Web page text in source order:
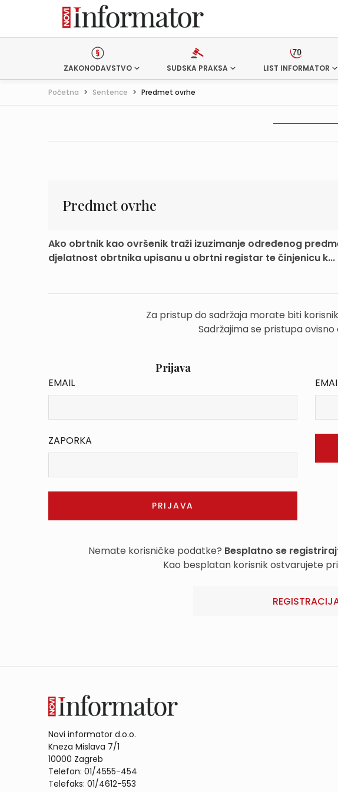
ZAKONODAVSTVO SUDSKA PRAKSA LIST INFORMATOR
Početna > Sentence > Predmet ovrhe
Predmet ovrhe
Ako obrtnik kao ovršenik traži izuzimanje određenog
djelatnost obrtnika upisanu u obrtni registar te činjenicu k...
Za pristup do sadržaja morate biti
Sadržajima se pristupa
Prijava
EMAIL
ZAPORKA
Nemate korisničke podatke? Besplatno se
Kao besplatan korisnik ostvarujete
Novi informator d.o.o.
Kneza Mislava 7/1
10000 Zagreb
Telefon: 01/4555-454
Telefaks: 01/4612-553